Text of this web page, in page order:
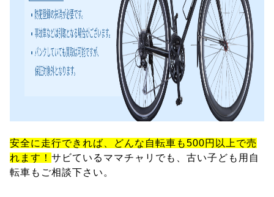
安全に走行できれば、どんな自転車も500円以上で売
れます！ サビているママチャリでも、古い子ども用自
転車もご相談下さい。